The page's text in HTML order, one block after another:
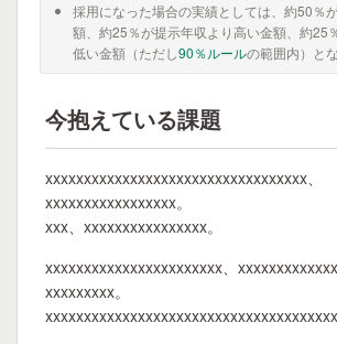
採用になった場合の実績としては、約50％
額、約25％が提示年収より高い金額、約25
低い金額（ただし90％ルールの範囲内）と
今抱えている課題
xxxxxxxxxxxxxxxxxxxxxxxxxxxxxxxxxx、
xxxxxxxxxxxxxxxxx。
xxx、xxxxxxxxxxxxxxxx。
xxxxxxxxxxxxxxxxxxxxxxx、
xxxxxxxxx。